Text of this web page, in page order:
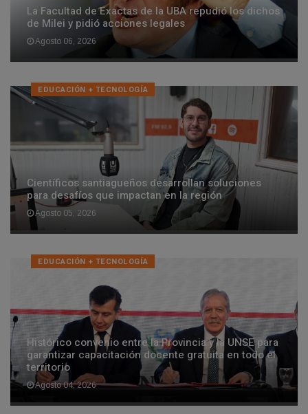
La Facultad de Exactas de la UBA repudió los dichos
de Milei y pidió acciones legales
Agosto 06, 2026
EDUCACIÓN + TECNOLOGÍ­A
Científicos santiagueños desarrollan soluciones
para desafíos que impactan en la región
Agosto 05, 2026
EDUCACIÓN + TECNOLOGÍ­A
Histórico convenio entre la Provincia y la UNSE para
garantizar capacitación docente gratuita en todo el
territorio
Agosto 04, 2026